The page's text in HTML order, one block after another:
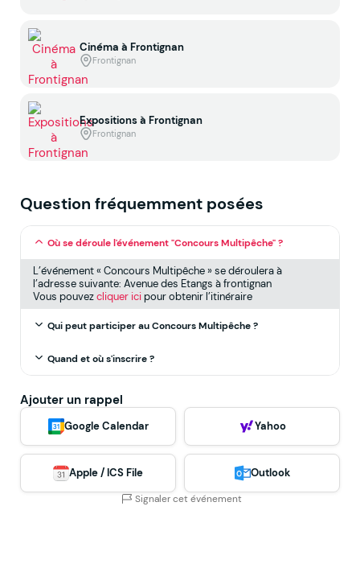
Cinéma à Frontignan
Frontignan
Expositions à Frontignan
Frontignan
Question fréquemment posées
Où se déroule l'événement "Concours Multipêche" ?
L’événement « Concours Multipêche » se déroulera à
l’adresse suivante: Avenue des Etangs à frontignan
Vous pouvezcliquer icipour obtenir l’itinéraire
Qui peut participer au Concours Multipêche ?
Quand et où s'inscrire ?
Ajouter un rappel
Google Calendar Yahoo
Apple / ICS File Outlook
Signaler cet événement